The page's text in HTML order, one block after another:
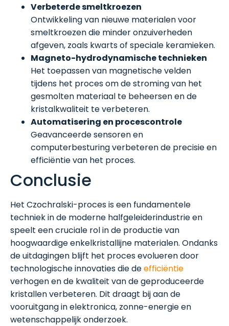
Verbeterde smeltkroezen
Ontwikkeling van nieuwe materialen voor
smeltkroezen die minder onzuiverheden
afgeven, zoals kwarts of speciale keramieken.
Magneto-hydrodynamische technieken
Het toepassen van magnetische velden
tijdens het proces om de stroming van het
gesmolten materiaal te beheersen en de
kristalkwaliteit te verbeteren.
Automatisering en procescontrole
Geavanceerde sensoren en
computerbesturing verbeteren de precisie en
efficiëntie van het proces.
Conclusie
Het Czochralski-proces is een fundamentele
techniek in de moderne halfgeleiderindustrie en
speelt een cruciale rol in de productie van
hoogwaardige enkelkristallijne materialen. Ondanks
de uitdagingen blijft het proces evolueren door
technologische innovaties die deefficiëntie
verhogen en de kwaliteit van de geproduceerde
kristallen verbeteren. Dit draagt bij aan de
vooruitgang in elektronica, zonne-energie en
wetenschappelijk onderzoek.